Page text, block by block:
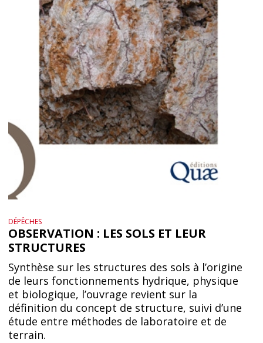
DÉPÊCHES
OBSERVATION : LES SOLS ET LEUR
STRUCTURES
Synthèse sur les structures des sols à l’origine
de leurs fonctionnements hydrique, physique
et biologique, l’ouvrage revient sur la
définition du concept de structure, suivi d’une
étude entre méthodes de laboratoire et de
terrain.